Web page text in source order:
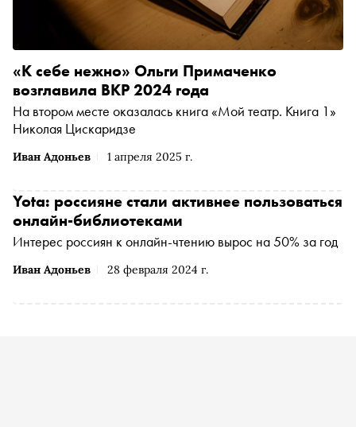
Иван Адоньев 1 апреля 2025 г.
«К себе нежно» Ольги Примаченко
возглавила ВКР 2024 года
На втором месте оказалась книга «Мой театр. Книга 1»
Николая Цискаридзе
Иван Адоньев 28 февраля 2024 г.
Yota: россияне стали активнее пользоваться
онлайн-библиотеками
Интерес россиян к онлайн-чтению вырос на 50% за год